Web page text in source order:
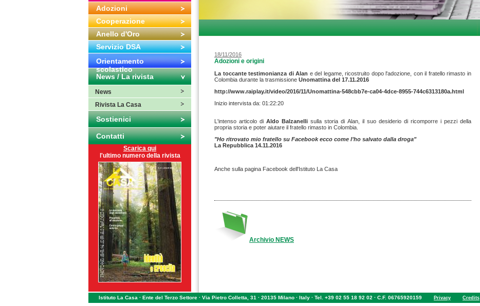
Adozioni
Cooperazione
Anello d'Oro
Servizio DSA
Orientamento
scolastico
News / La rivista
News
Rivista La Casa
Sostienici
Contatti
Scarica qui
l'ultimo numero della rivista
18/11/2016
Adozioni e origini
La toccante testimonianza di Alan e del legame, ricostruito dopo l'adozione, con il fratello rimasto in
Colombia durante la trasmissione Unomattina del 17.11.2016
http://www.raiplay.it/video/2016/11/Unomattina-548cbb7e-ca04-4dce-8955-744c6313180a.html
Inizio intervista da: 01:22:20
L'intenso articolo diAldo Balzanellisulla storia di Alan, il suo desiderio di ricomporre i pezzi della
propria storia e poter aiutare il fratello rimasto in Colombia.
"Ho ritrovato mio fratello su Facebook ecco come l’ho salvato dalla droga"
La Repubblica 14.11.2016
Anche sulla pagina Facebook dell'Istituto La Casa
Archivio NEWS
Istituto La Casa · Ente del Terzo Settore · Via Pietro Colletta, 31 · 20135 Milano · Italy · Tel. +39 02 55 18 92 02 · C.F. 06765920159 Privacy Credits